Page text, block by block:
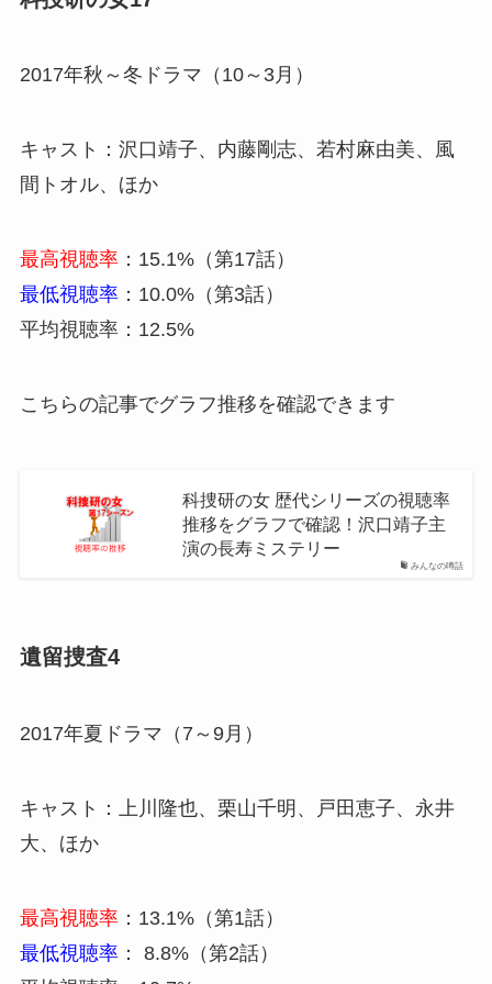
2017年秋～冬ドラマ（10～3月）
キャスト：沢口靖子、内藤剛志、若村麻由美、風
間トオル、ほか
最高視聴率：15.1%（第17話）
最低視聴率：10.0%（第3話）
平均視聴率：12.5%
こちらの記事でグラフ推移を確認できます
みんなの噂話
科捜研の女 歴代シリーズの視聴率
推移をグラフで確認！沢口靖子主
演の長寿ミステリー
遺留捜査4
2017年夏ドラマ（7～9月）
キャスト：上川隆也、栗山千明、戸田恵子、永井
大、ほか
最高視聴率：13.1%（第1話）
最低視聴率： 8.8%（第2話）